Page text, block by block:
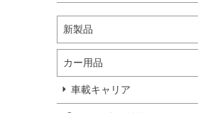
新製品
カー用品
車載キャリア